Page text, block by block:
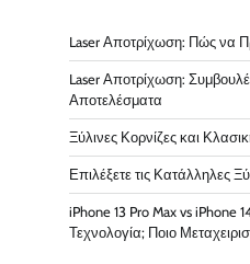
Laser Αποτρίχωση: Πώς να
Laser Αποτρίχωση:
Αποτελέσματα
Ξύλινες Κορνίζες και
Επιλέξετε τις Κατάλληλες
iPhone 13 Pro Max vs
Τεχνολογία; Ποιο